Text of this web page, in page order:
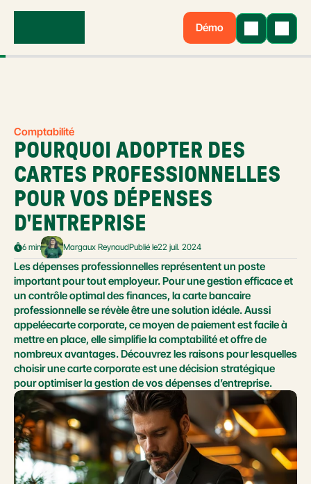
Démo
Comptabilité
POURQUOI ADOPTER DES
CARTES PROFESSIONNELLES
POUR VOS DÉPENSES
D'ENTREPRISE
6 min Margaux ReynaudPublié le22 juil. 2024
Les dépenses professionnelles représentent un poste
important pour tout employeur. Pour une gestion efficace et
un contrôle optimal des finances, la carte bancaire
professionnelle se révèle être une solution idéale. Aussi
appeléecarte corporate, ce moyen de paiement est facile à
mettre en place, elle simplifie la comptabilité et offre de
nombreux avantages. Découvrez les raisons pour lesquelles
choisir une carte corporate est une décision stratégique
pour optimiser la gestion de vos dépenses d’entreprise.